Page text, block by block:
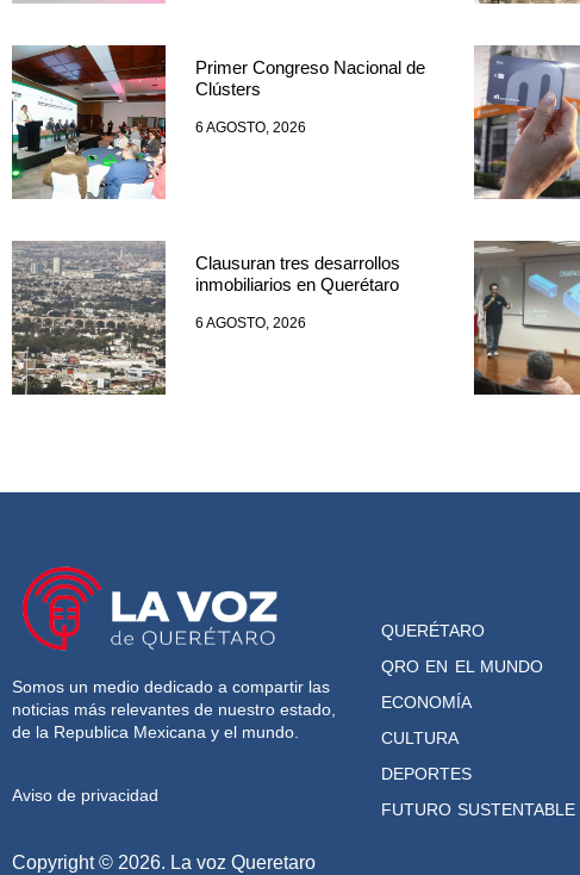
Primer Congreso Nacional de
Clústers
6 AGOSTO, 2026
Clausuran tres desarrollos
inmobiliarios en Querétaro
6 AGOSTO, 2026
Somos un medio dedicado a compartir las
noticias más relevantes de nuestro estado,
de la Republica Mexicana y el mundo.
Aviso de privacidad
Copyright © 2026. La voz Queretaro
QUERÉTARO
QRO EN EL MUNDO
ECONOMÍA
CULTURA
DEPORTES
FUTURO SUSTENTABLE